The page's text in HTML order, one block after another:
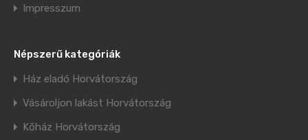
Impresszum
Népszerű kategóriák
Ház eladó Horvátország
Vásároljon lakást Horvátország
Kőház Horvátország